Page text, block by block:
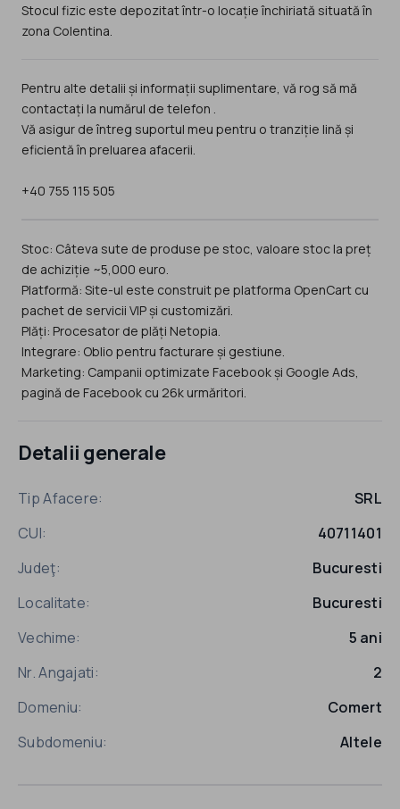
Stocul fizic este depozitat într-o locație închiriată situată în
zona Colentina.
Pentru alte detalii și informații suplimentare, vă rog să mă
contactați la numărul de telefon .
Vă asigur de întreg suportul meu pentru o tranziție lină și
eficientă în preluarea afacerii.
+40 755 115 505
Stoc: Câteva sute de produse pe stoc, valoare stoc la preț
de achiziție ~5,000 euro.
Platformă: Site-ul este construit pe platforma OpenCart cu
pachet de servicii VIP și customizări.
Plăți: Procesator de plăți Netopia.
Integrare: Oblio pentru facturare și gestiune.
Marketing: Campanii optimizate Facebook și Google Ads,
pagină de Facebook cu 26k urmăritori.
Detalii generale
Tip Afacere:
SRL
CUI:
40711401
Judeţ:
Bucuresti
Localitate:
Bucuresti
Vechime:
5 ani
Nr. Angajati:
2
Domeniu:
Comert
Subdomeniu:
Altele